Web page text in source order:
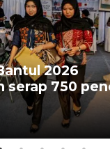
2026
serap 750